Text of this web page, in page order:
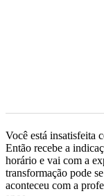
Você está insatisfeita
Então recebe a
horário e vai com a
transformação pode
aconteceu com a